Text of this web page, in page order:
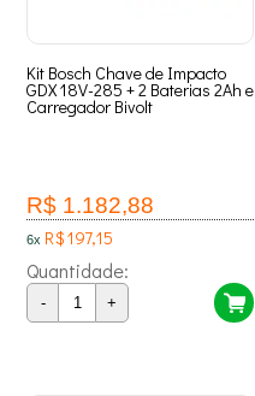
Kit Bosch Chave de Impacto
GDX 18V-285 + 2 Baterias 2Ah e
Carregador Bivolt
R$ 1.182,88
6x R$ 197,15
Quantidade:
- +